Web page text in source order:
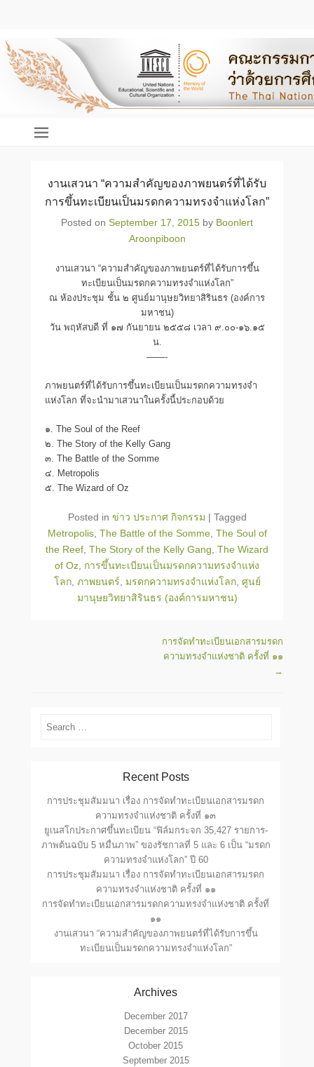
วิทยาศาสตร์ และวัฒนธรรม
แห่งสหประชาชาติ (ยูเนส
โก)
UNESCO
งานเสวนา “ความสำคัญของภาพยนตร์ที่ได้รับ
การขึ้นทะเบียนเป็นมรดกความทรงจำแห่งโลก”
Posted on September 17, 2015 by Boonlert
Aroonpiboon
งานเสวนา “ความสำคัญของภาพยนตร์ที่ได้รับการขึ้น
ทะเบียนเป็นมรดกความทรงจำแห่งโลก”
ณ ห้องประชุม ชั้น ๒ ศูนย์มานุษยวิทยาสิรินธร (องค์การ
มหาชน)
วัน พฤหัสบดี ที่ ๑๗ กันยายน ๒๕๕๘ เวลา ๙.๐๐-๑๖.๑๕
น.
——-
ภาพยนตร์ที่ได้รับการขึ้นทะเบียนเป็นมรดกความทรงจำ
แห่งโลก ที่จะนำมาเสวนาในครั้งนี้ประกอบด้วย
๑. The Soul of the Reef
๒. The Story of the Kelly Gang
๓. The Battle of the Somme
๔. Metropolis
๕. The Wizard of Oz
Posted in ข่าว ประกาศ กิจกรรม | Tagged
Metropolis, The Battle of the Somme, The Soul of
the Reef The Story of the Kelly Gang The Wizard
of Oz การขึ้นทะเบียนเป็นมรดกความทรงจำแห่ง
โลก, ภาพยนตร์ มรดกความทรงจำแห่งโลก, ศูนย์
มานุษยวิทยาสิรินธร (องค์การมหาชน)
การจัดทำทะเบียนเอกสารมรดก
ความทรงจำแห่งชาติ ครั้งที่ ๑๑
→
Search
Recent Posts
การประชุมสัมมนา เรื่อง การจัดทำทะเบียนเอกสารมรดก
ความทรงจำแห่งชาติ ครั้งที่ ๑๓
ยูเนสโกประกาศขึ้นทะเบียน “ฟิล์มกระจก 35,427 รายการ-
ภาพต้นฉบับ 5 หมื่นภาพ” ของรัชกาลที่ 5 และ 6 เป็น “มรดก
ความทรงจำแห่งโลก” ปี 60
การประชุมสัมมนา เรื่อง การจัดทำทะเบียนเอกสารมรดก
ความทรงจำแห่งชาติ ครั้งที่ ๑๑
การจัดทำทะเบียนเอกสารมรดกความทรงจำแห่งชาติ ครั้งที่
๑๑
งานเสวนา “ความสำคัญของภาพยนตร์ที่ได้รับการขึ้น
ทะเบียนเป็นมรดกความทรงจำแห่งโลก”
Archives
December 2017
December 2015
October 2015
September 2015